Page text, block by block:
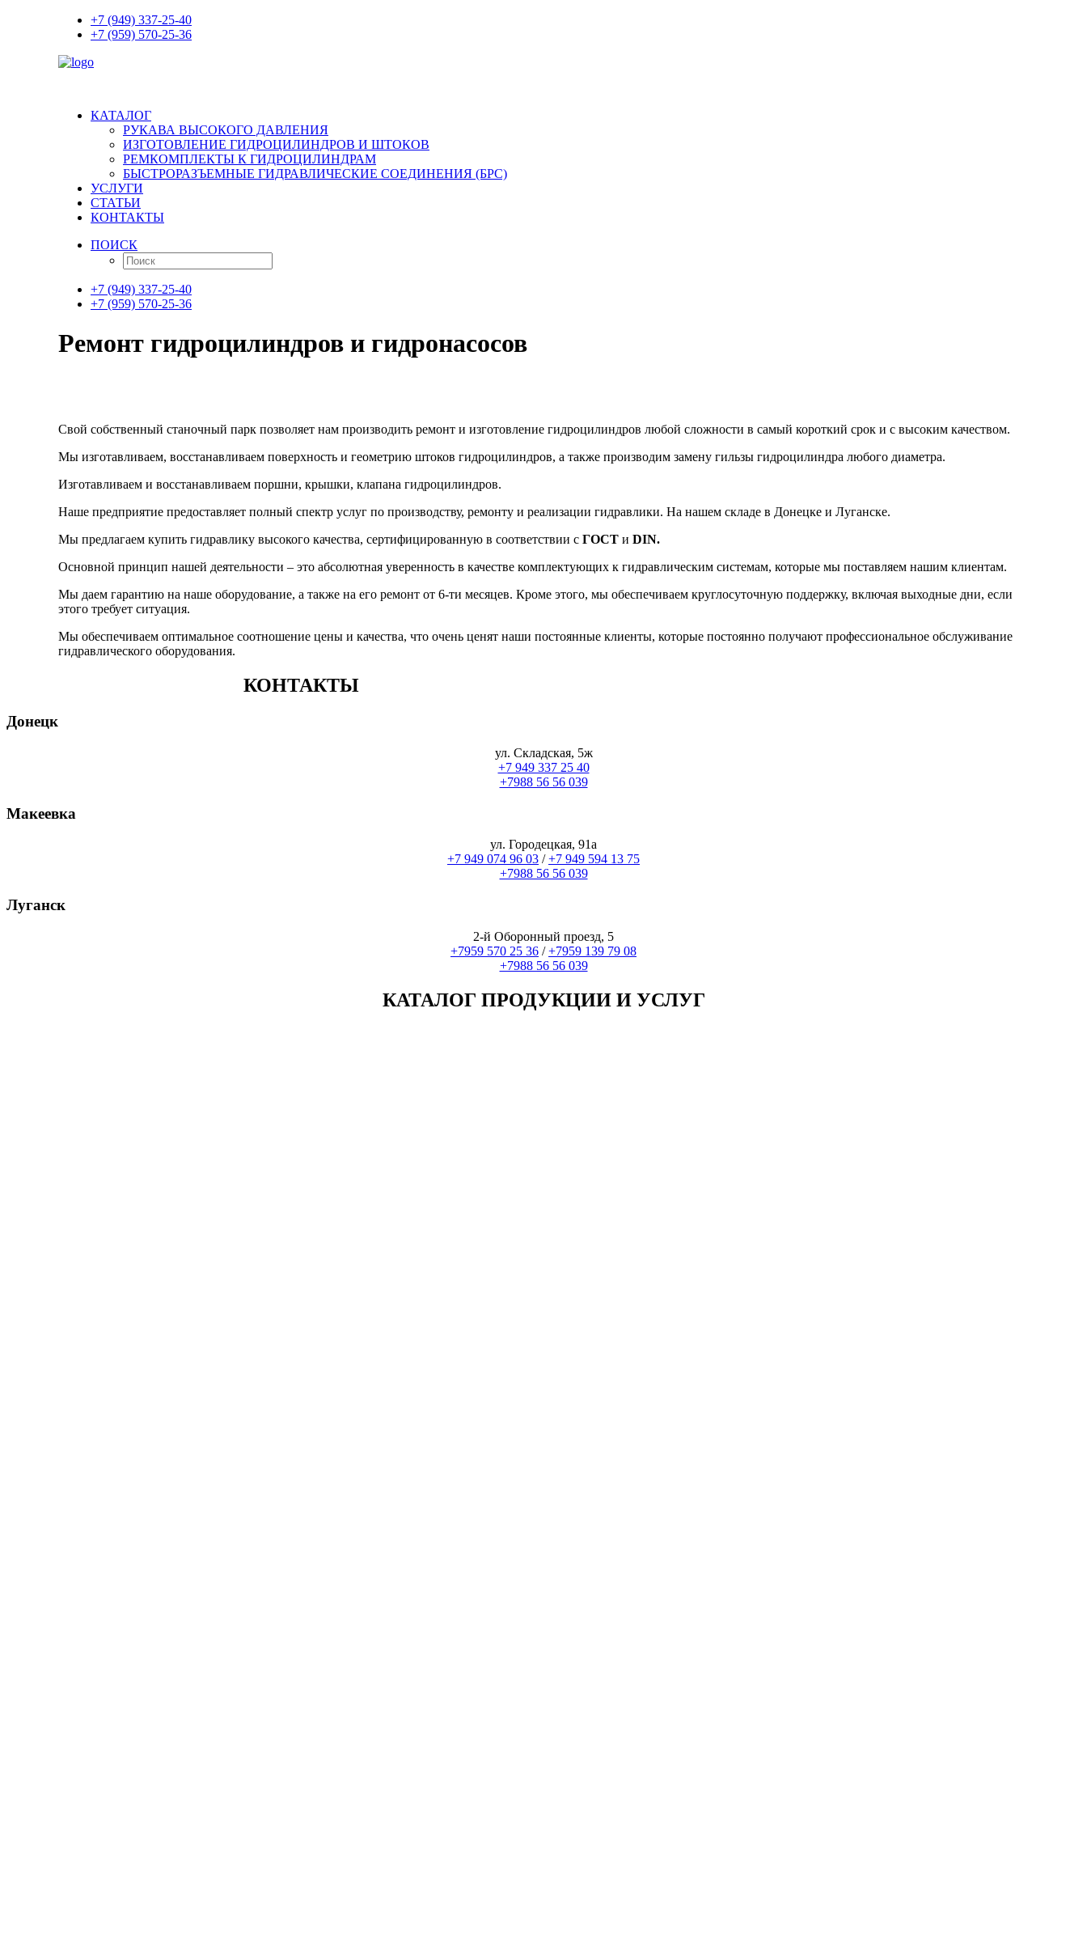
+7 (949) 337-25-40
+7 (959) 570-25-36
КАТАЛОГ
РУКАВА ВЫСОКОГО ДАВЛЕНИЯ
ИЗГОТОВЛЕНИЕ ГИДРОЦИЛИНДРОВ И ШТОКОВ
РЕМКОМПЛЕКТЫ К ГИДРОЦИЛИНДРАМ
БЫСТРОРАЗЪЕМНЫЕ ГИДРАВЛИЧЕСКИЕ СОЕДИНЕНИЯ (БРС)
УСЛУГИ
СТАТЬИ
КОНТАКТЫ
ПОИСК
+7 (949) 337-25-40
+7 (959) 570-25-36
Ремонт гидроцилиндров и гидронасосов
Свой собственный станочный парк позволяет нам производить ремонт и изготовление гидроцилиндров любой сложности в самый короткий срок и с высоким качеством.
Мы изготавливаем, восстанавливаем поверхность и геометрию штоков гидроцилиндров, а также производим замену гильзы гидроцилиндра любого диаметра.
Изготавливаем и восстанавливаем поршни, крышки, клапана гидроцилиндров.
Наше предприятие предоставляет полный спектр услуг по производству, ремонту и реализации гидравлики. На нашем складе в Донецке и Луганске.
Мы предлагаем купить гидравлику высокого качества, сертифицированную в соответствии с ГОСТ и DIN.
Основной принцип нашей деятельности – это абсолютная уверенность в качестве комплектующих к гидравлическим системам, которые мы поставляем нашим клиентам.
Мы даем гарантию на наше оборудование, а также на его ремонт от 6-ти месяцев. Кроме этого, мы обеспечиваем круглосуточную поддержку, включая выходные дни, если
этого требует ситуация.
Мы обеспечиваем оптимальное соотношение цены и качества, что очень ценят наши постоянные клиенты, которые постоянно получают профессиональное обслуживание
гидравлического оборудования.
КОНТАКТЫ
Донецк
ул. Складская, 5ж
+7 949 337 25 40
+7988 56 56 039
Макеевка
ул. Городецкая, 91а
+7 949 074 96 03 /+7 949 594 13 75
+7988 56 56 039
Луганск
2-й Оборонный проезд, 5
+7959 570 25 36 /+7959 139 79 08
+7988 56 56 039
КАТАЛОГ ПРОДУКЦИИ И УСЛУГ